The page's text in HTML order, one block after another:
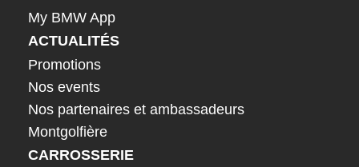
My BMW App
ACTUALITÉS
Promotions
Nos events
Nos partenaires et ambassadeurs
Montgolfière
CARROSSERIE